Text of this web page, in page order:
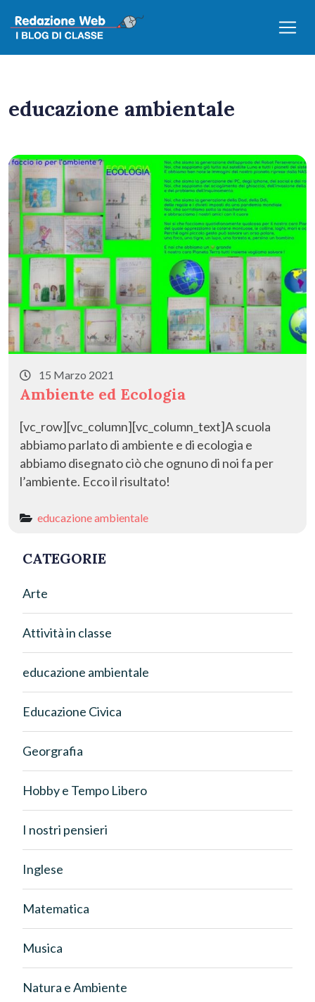
educazione ambientale
15 Marzo 2021
Ambiente ed Ecologia
[vc_row][vc_column][vc_column_text]A scuola
abbiamo parlato di ambiente e di ecologia e
abbiamo disegnato ciò che ognuno di noi fa per
l’ambiente. Ecco il risultato!
educazione ambientale
CATEGORIE
Arte
Attività in classe
educazione ambientale
Educazione Civica
Georgrafia
Hobby e Tempo Libero
I nostri pensieri
Inglese
Matematica
Musica
Natura e Ambiente